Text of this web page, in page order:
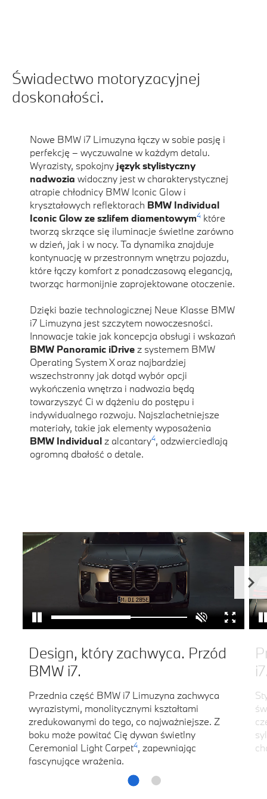
Świadectwo motoryzacyjnej
doskonałości.
Nowe BMW i7 Limuzyna łączy w sobie pasję i
perfekcję – wyczuwalne w każdym detalu.
Wyrazisty, spokojny język stylistyczny
nadwozia widoczny jest w charakterystycznej
atrapie chłodnicy BMW Iconic Glow i
kryształowych reflektorach BMW Individual
Iconic Glow ze szlifem diamentowym4 które
tworzą skrzące się iluminacje świetlne zarówno
w dzień, jak i w nocy. Ta dynamika znajduje
kontynuację w przestronnym wnętrzu pojazdu,
które łączy komfort z ponadczasową elegancją,
tworząc harmonijnie zaprojektowane otoczenie.
Dzięki bazie technologicznej Neue Klasse BMW
i7 Limuzyna jest szczytem nowoczesności.
Innowacje takie jak koncepcja obsługi i wskazań
BMW Panoramic iDrivez systemem BMW
Operating System X oraz najbardziej
wszechstronny jak dotąd wybór opcji
wykończenia wnętrza i nadwozia będą
towarzyszyć Ci w dążeniu do postępu i
indywidualnego rozwoju. Najszlachetniejsze
materiały, takie jak elementy wyposażenia
BMW Individualz alcantary4, odzwierciedlają
ogromną dbałość o detale.
Design, który zachwyca. Przód
BMW i7.
Przednia część BMW i7 Limuzyna zachwyca
wyrazistymi, monolitycznymi kształtami
zredukowanymi do tego, co najważniejsze. Z
boku może powitać Cię dywan świetlny
Ceremonial Light Carpet4, zapewniając
fascynujące wrażenia.